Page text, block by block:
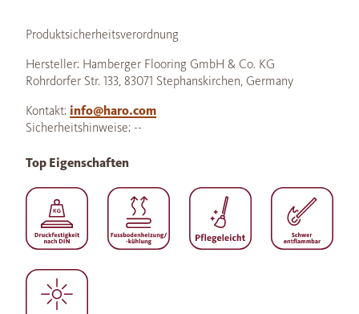
Produktsicherheitsverordnung
Hersteller: Hamberger Flooring GmbH & Co. KG
Rohrdorfer Str. 133, 83071 Stephanskirchen, Germany
Kontakt: info@haro.com
Sicherheitshinweise: --
Top Eigenschaften